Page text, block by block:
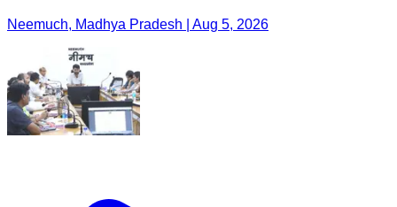
Neemuch, Madhya Pradesh | Aug 5, 2026